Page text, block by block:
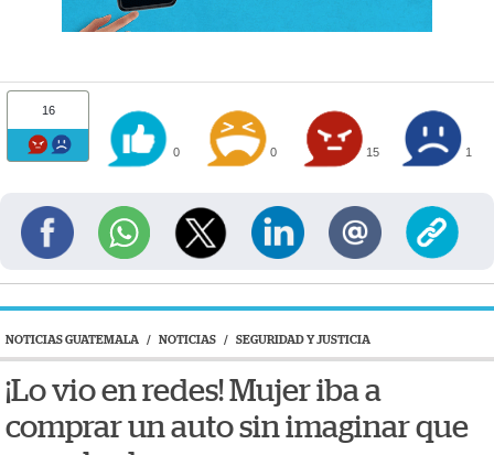
16
0 0 15 1
NOTICIAS GUATEMALA / NOTICIAS / SEGURIDAD Y JUSTICIA
¡Lo vio en redes! Mujer iba a
comprar un auto sin imaginar que